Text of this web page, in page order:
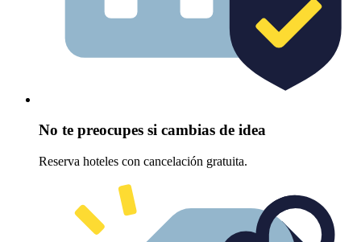
No te preocupes si cambias de idea
Reserva hoteles con cancelación gratuita.